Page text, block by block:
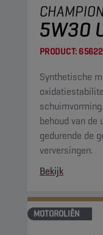
5W30
PRODUCT: 65622
Synthetische
behoud van de
gedurende de
verversingen.
Bekijk
MOTOROLIËN